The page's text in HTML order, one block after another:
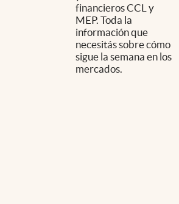
financieros CCL y
MEP. Toda la
información que
necesitás sobre cómo
sigue la semana en los
mercados.